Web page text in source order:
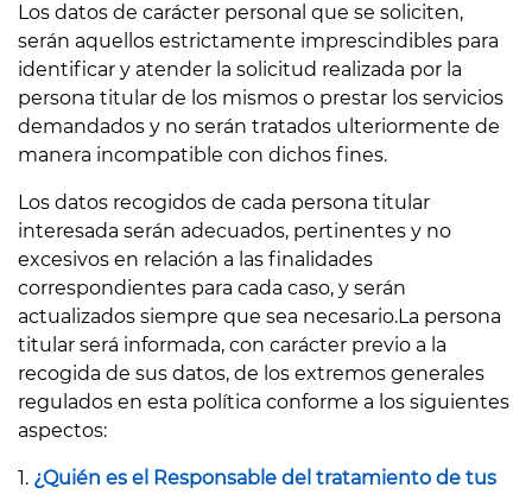
Los datos de carácter personal que se soliciten,
serán aquellos estrictamente imprescindibles para
identificar y atender la solicitud realizada por la
persona titular de los mismos o prestar los servicios
demandados y no serán tratados ulteriormente de
manera incompatible con dichos fines.
Los datos recogidos de cada persona titular
interesada serán adecuados, pertinentes y no
excesivos en relación a las finalidades
correspondientes para cada caso, y serán
actualizados siempre que sea necesario.La persona
titular será informada, con carácter previo a la
recogida de sus datos, de los extremos generales
regulados en esta política conforme a los siguientes
aspectos:
1. ¿Quién es el Responsable del tratamiento de tus